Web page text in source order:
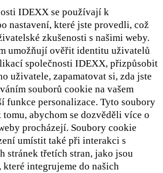
IDEXX se používají k
nastavení, které jste provedli, což
zkušenosti s našimi weby.
umožňují ověřit identitu uživatelů
společnosti IDEXX, přizpůsobit
uživatele, zapamatovat si, zda jste
souborů cookie na vašem
funkce personalizace. Tyto soubory
abychom se dozvěděli více o
procházejí. Soubory cookie
umístit také při interakci s
stránek třetích stran, jako jsou
integrujeme do našich